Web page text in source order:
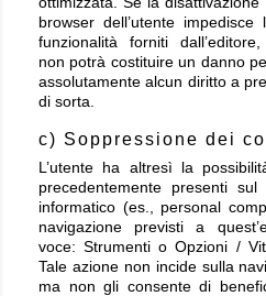
browser dell’utente
funzionalità forniti
non potrà costituire un danno
assolutamente alcun diritto a
di sorta.
c) Soppressione dei
L’utente ha altresì la
precedentemente presenti
informatico (es., personal
navigazione previsti a
voce: Strumenti o Opzioni /
Tale azione non incide sulla
ma non gli consente di